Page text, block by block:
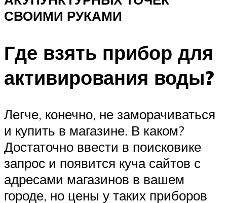
СВОИМИ РУКАМИ
Где взять прибор для
активирования воды?
Легче, конечно, не заморачиваться
и купить в магазине. В каком?
Достаточно ввести в поисковике
запрос и появится куча сайтов с
адресами магазинов в вашем
городе, но цены у таких приборов